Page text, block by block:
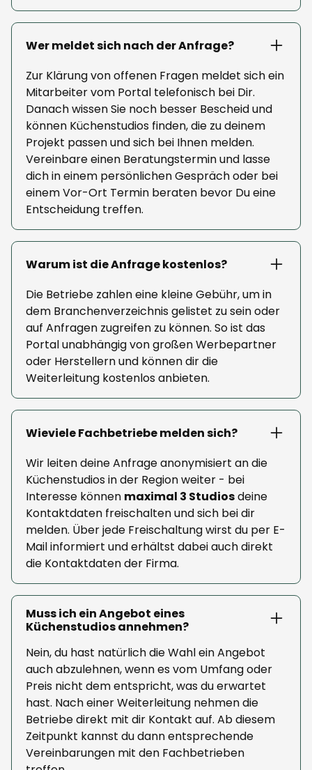
Wer meldet sich nach der Anfrage?
Zur Klärung von offenen Fragen meldet sich ein
Mitarbeiter vom Portal telefonisch bei Dir.
Danach wissen Sie noch besser Bescheid und
können Küchenstudios finden, die zu deinem
Projekt passen und sich bei Ihnen melden.
Vereinbare einen Beratungstermin und lasse
dich in einem persönlichen Gespräch oder bei
einem Vor-Ort Termin beraten bevor Du eine
Entscheidung treffen.
Warum ist die Anfrage kostenlos?
Die Betriebe zahlen eine kleine Gebühr, um in
dem Branchenverzeichnis gelistet zu sein oder
auf Anfragen zugreifen zu können. So ist das
Portal unabhängig von großen Werbepartner
oder Herstellern und können dir die
Weiterleitung kostenlos anbieten.
Wieviele Fachbetriebe melden sich?
Wir leiten deine Anfrage anonymisiert an die
Küchenstudios in der Region weiter - bei
Interesse können maximal 3 Studiosdeine
Kontaktdaten freischalten und sich bei dir
melden. Über jede Freischaltung wirst du per E-
Mail informiert und erhältst dabei auch direkt
die Kontaktdaten der Firma.
Muss ich ein Angebot eines
Küchenstudios annehmen?
Nein, du hast natürlich die Wahl ein Angebot
auch abzulehnen, wenn es vom Umfang oder
Preis nicht dem entspricht, was du erwartet
hast. Nach einer Weiterleitung nehmen die
Betriebe direkt mit dir Kontakt auf. Ab diesem
Zeitpunkt kannst du dann entsprechende
Vereinbarungen mit den Fachbetrieben